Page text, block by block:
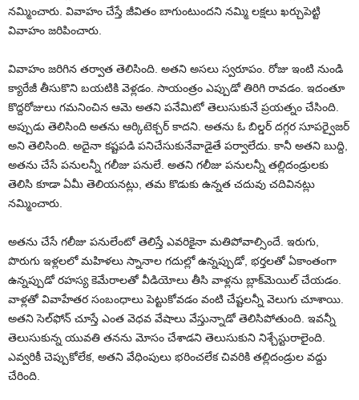
నమ్మించారు. వివాహం చేస్తే జీవితం బాగుంటుందని నమ్మి లక్షలు ఖర్చుపెట్టి
వివాహం జరిపించారు.
వివాహం జరిగిన తర్వాత తెలిసింది. అతని అసలు స్వరూపం. రోజు ఇంటి నుండి
క్యారేజీ తీసుకొని బయటికి వెళ్లడం. సాయంత్రం ఎప్పుడో తిరిగి రావడం. ఇదంతూ
కొద్దరోజులు గమనించిన ఆమె అతని పనేమిటో తెలుసుకునే ప్రయత్నం చేసింది.
అప్పుడు తెలిసింది అతను ఆర్కిటెక్చర్‌ కాదని. అతను ఓ బిల్డర్‌ దగ్గర సూపర్వైజర్‌
అని తెలిసింది. అదైనా కష్టపడి పనిచేసుకునేవాడైతే పర్వాలేదు. కానీ అతని బుద్ది,
అతను చేసే పనులన్నీ గలీజు పనులే. అతని గలీజు పనులన్నీ తల్లిదండ్రులకు
తెలిసి కూడా ఏమీ తెలియనట్లు, తమ కొడుకు ఉన్నత చదువు చదివినట్లు
నమ్మించారు.
అతను చేసే గలీజు పనులేంటో తెలిస్తే ఎవరికైనా మతిపోవాల్సిందే. ఇరుగు,
పొరుగు ఇళ్లలలో మహిళలు స్నానాల గదుల్లో ఉన్నప్పుడో, భర్తలతో ఏకాంతంగా
ఉన్నప్పుడో రహస్య కెమేరాలతో వీడియోలు తీసి వాళ్లను బ్లాక్‌మెయిల్‌ చేయడం.
వాళ్లతో వివాహేతర సంబంధాలు పెట్టుకోవడం వంటి చేష్టలన్నీ వెలుగు చూశాయి.
అతని సెల్‌ఫోన్‌ చూస్తే ఎంత వెధవ వేషాలు వేస్తున్నాడో తెలిసిపోతుంది. ఇవన్నీ
తెలుసుకున్న యువతి తనను మోసం చేశాడని తెలుసుకుని నిశ్చేస్టురాలైంది.
ఎవ్వరికీ చెప్పుకోలేక, అతని వేధింపులు భరించలేక చివరికి తల్లిదండ్రుల వద్దు
చేరింది.